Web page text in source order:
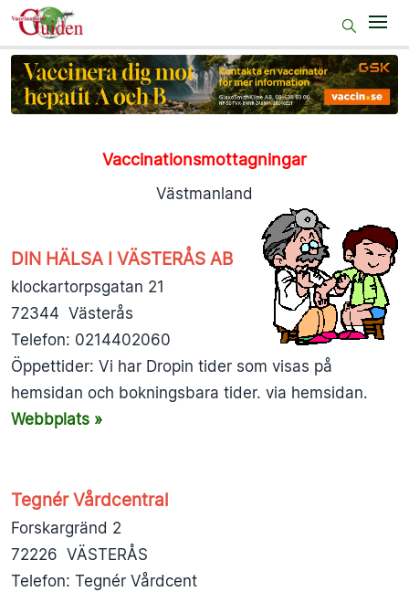
Start
Före resan
Gravida
Sjukv.pers
Vaccinationsmottagningar
Västmanland
DIN HÄLSA I VÄSTERÅS AB
klockartorpsgatan 21
72344 Västerås
Telefon: 0214402060
Öppettider: Vi har Dropin tider som visas på
hemsidan och bokningsbara tider. via hemsidan.
Webbplats »
Tegnér Vårdcentral
Forskargränd 2
72226 VÄSTERÅS
Telefon: Tegnér Vårdcent